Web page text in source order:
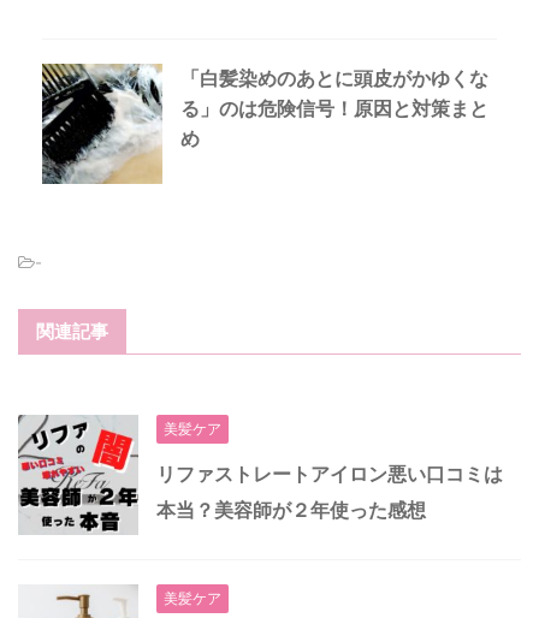
「白髪染めのあとに頭皮がかゆくな
る」のは危険信号！原因と対策まと
め
-
関連記事
美髪ケア
リファストレートアイロン悪い口コミは
本当？美容師が２年使った感想
美髪ケア